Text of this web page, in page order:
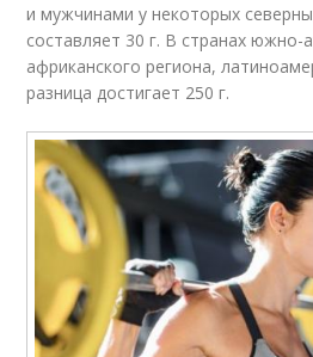
и мужчинами у некоторых
составляет 30 г. В странах южно-
африканского региона,
разница достигает 250 г.